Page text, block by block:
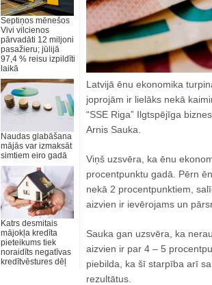
Septiņos mēnešos
Vivi vilcienos
pārvadāti 12 miljoni
pasažieru; jūlijā
97,4 % reisu izpildīti
laikā
Naudas glabāšana
mājās var izmaksāt
simtiem eiro gadā
Katrs desmitais
mājokļa kredīta
pieteikums tiek
noraidīts negatīvas
kredītvēstures dēļ
Latvijā ēnu ekonomika
joprojām ir lielāks nekā
“SSE Riga” Ilgtspējīga
Arnis Sauka.
Viņš uzsvēra, ka ēnu
procentpunktu gadā. Pērn
nekā 2 procentpunktiem,
aizvien ir ievērojams un
Sauka gan uzsvēra, ka
aizvien ir par 4 – 5
piebilda, ka šī starpība arī
rezultātus.